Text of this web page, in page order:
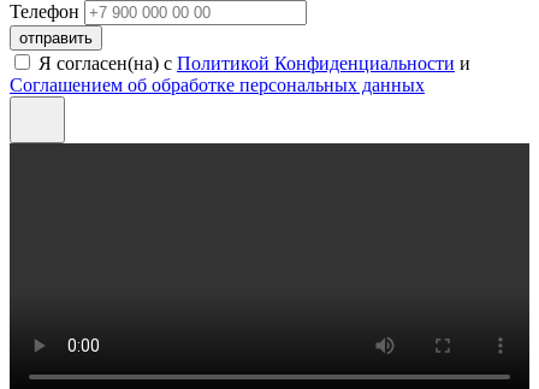
Телефон
отправить
Я согласен(на) с Политикой Конфиденциальности и
Соглашением об обработке персональных данных